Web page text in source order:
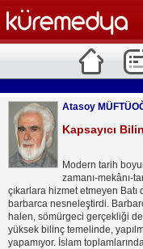
Atasoy
Kapsayıcı
Modern tarih
zamanı-mekânı-
çıkarlara hizmet etmeyen Batı
barbarca nesneleştirdi.
halen, sömürgeci gerçekliği
yüksek bilinç temelinde,
yapamıyor. İslam